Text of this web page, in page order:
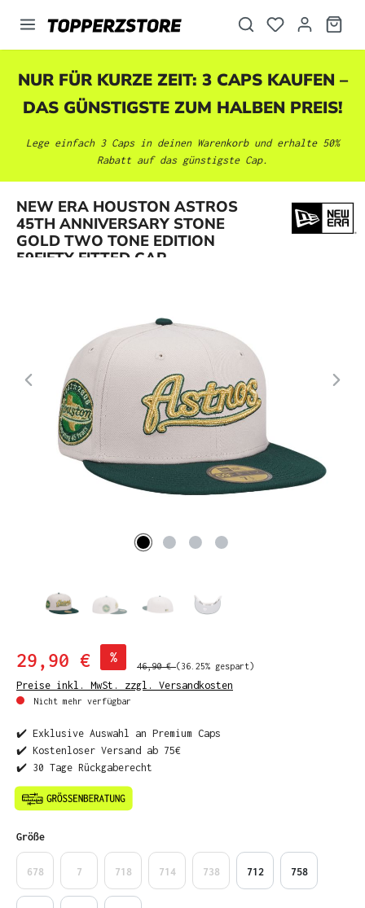
springen
NUR FÜR KURZE ZEIT: 3 CAPS KAUFEN –
DAS GÜNSTIGSTE ZUM HALBEN PREIS!
Lege einfach 3 Caps in deinen Warenkorb und erhalte 50%
Rabatt auf das günstigste Cap.
NEW ERA HOUSTON ASTROS
45TH ANNIVERSARY STONE
GOLD TWO TONE EDITION
59FIFTY FITTED CAP
Bildergalerie überspringen
29,90 € %
46,90 €(36.25% gespart)
Preise inkl. MwSt. zzgl. Versandkosten
Nicht mehr verfügbar
✔️ Exklusive Auswahl an Premium Caps
✔️ Kostenloser Versand ab 75€
✔️ 30 Tage Rückgaberecht
Größeauswählen
678 7 718 714 738 712 758